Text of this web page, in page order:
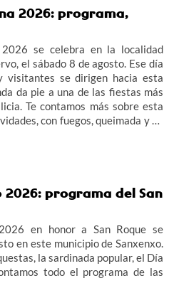
2026: programa,
se celebra en la localidad
el sábado 8 de agosto. Ese día
visitantes se dirigen hacia esta
da pie a una de las fiestas más
Te contamos más sobre esta
con fuegos, queimada y un
2026: programa del San
en honor a San Roque se
en este municipio de Sanxenxo.
la sardinada popular, el Día
todo el programa de las